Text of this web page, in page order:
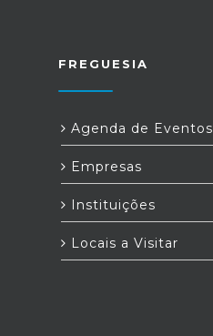
FREGUESIA
Agenda de Eventos
Empresas
Instituições
Locais a Visitar